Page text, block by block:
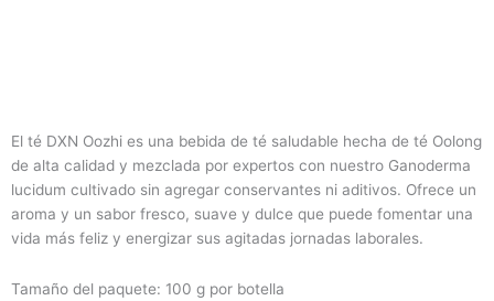
El té DXN Oozhi es una bebida de té saludable hecha de té Oolong
de alta calidad y mezclada por expertos con nuestro Ganoderma
lucidum cultivado sin agregar conservantes ni aditivos. Ofrece un
aroma y un sabor fresco, suave y dulce que puede fomentar una
vida más feliz y energizar sus agitadas jornadas laborales.
Tamaño del paquete: 100 g por botella